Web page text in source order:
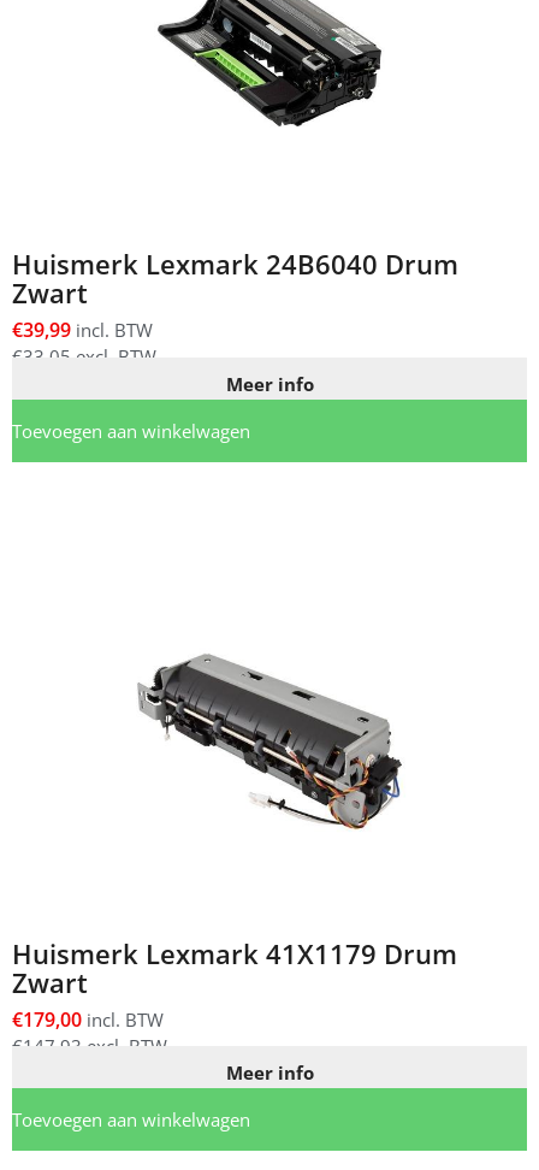
Huismerk Lexmark 24B6040 Drum
Zwart
€39,99 incl. BTW
€33,05 excl. BTW
Meer info
Toevoegen aan winkelwagen
Huismerk Lexmark 41X1179 Drum
Zwart
€179,00 incl. BTW
€147,93 excl. BTW
Meer info
Toevoegen aan winkelwagen